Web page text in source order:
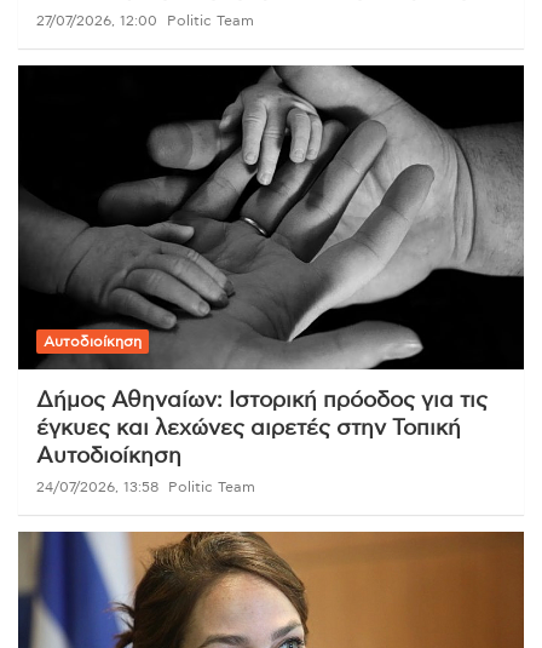
27/07/2026, 12:00 Politic Team
Αυτοδιοίκηση
Δήμος Αθηναίων: Ιστορική πρόοδος για τις
έγκυες και λεχώνες αιρετές στην Τοπική
Αυτοδιοίκηση
24/07/2026, 13:58 Politic Team